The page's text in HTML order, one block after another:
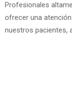
Profesionales
ofrecer una
nuestros pacientes,